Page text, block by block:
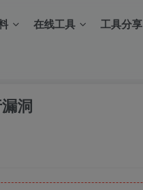
在线工具 工具分享
洞